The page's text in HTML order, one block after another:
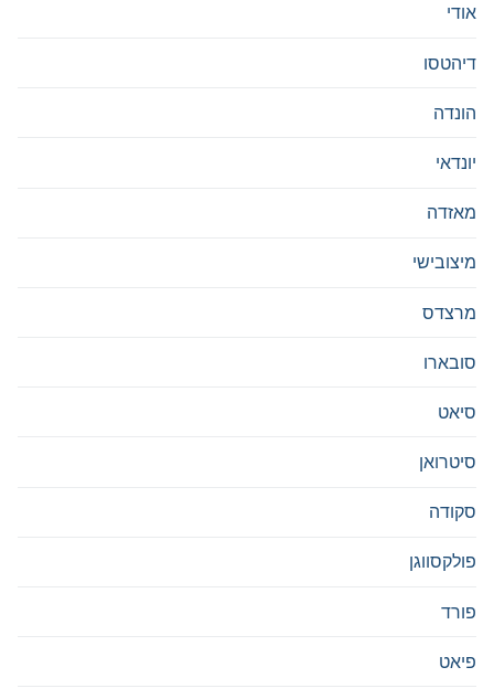
אודי
דיהטסו
הונדה
יונדאי
מאזדה
מיצובישי
מרצדס
סובארו
סיאט
סיטרואן
סקודה
פולקסווגן
פורד
פיאט